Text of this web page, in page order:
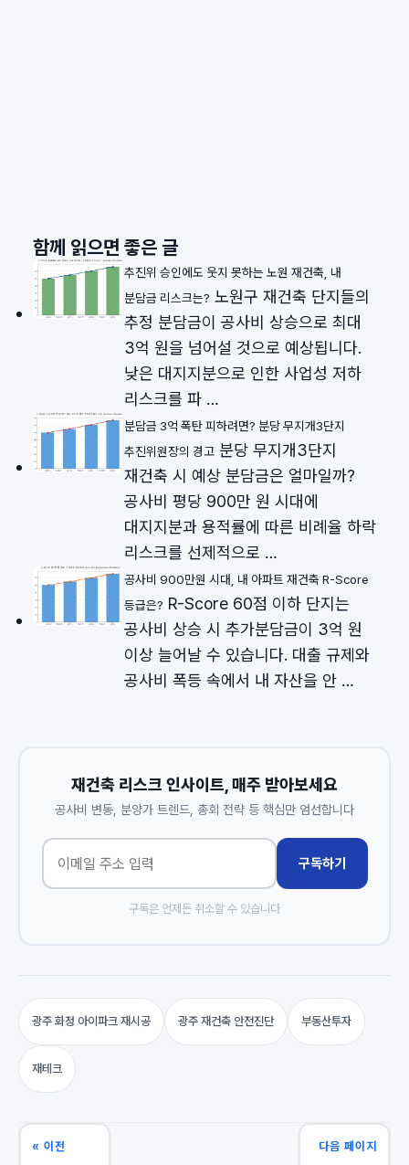
함께 읽으면 좋은 글
추진위 승인에도 웃지 못하는 노원 재건축, 내
분담금 리스크는? 노원구 재건축 단지들의
추정 분담금이 공사비 상승으로 최대
3억 원을 넘어설 것으로 예상됩니다.
낮은 대지지분으로 인한 사업성 저하
리스크를 파 …
분담금 3억 폭탄 피하려면? 분당 무지개3단지
추진위원장의 경고 분당 무지개3단지
재건축 시 예상 분담금은 얼마일까?
공사비 평당 900만 원 시대에
대지지분과 용적률에 따른 비례율 하락
리스크를 선제적으로 …
공사비 900만원 시대, 내 아파트 재건축 R-Score
등급은? R-Score 60점 이하 단지는
공사비 상승 시 추가분담금이 3억 원
이상 늘어날 수 있습니다. 대출 규제와
공사비 폭등 속에서 내 자산을 안 …
재건축 리스크 인사이트, 매주 받아보세요
공사비 변동, 분양가 트렌드, 총회 전략 등 핵심만 엄선합니다
구독하기
구독은 언제든 취소할 수 있습니다
광주 화정 아이파크 재시공 광주 재건축 안전진단 부동산투자
재테크
« 이전 다음 페이지